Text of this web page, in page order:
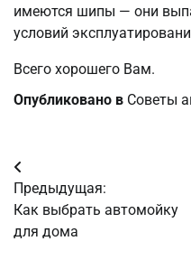
имеются шипы — они
условий
Всего хорошего Вам.
Опубликовано в Советы
Навигация
по
записям
Предыдущая:
Как выбрать автомойку
для дома